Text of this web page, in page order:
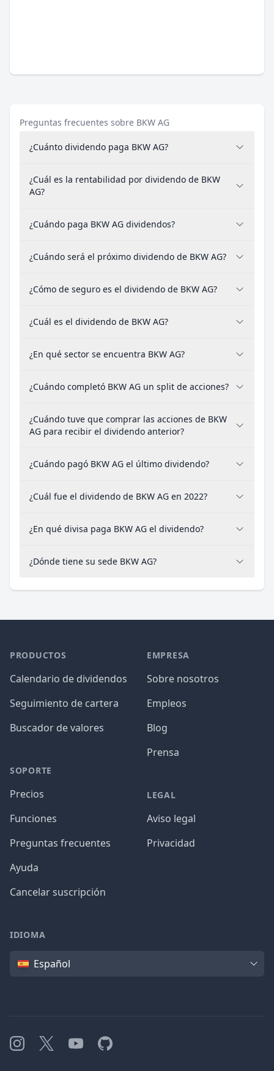
Preguntas frecuentes sobre BKW AG
¿Cuánto dividendo paga BKW AG?
¿Cuál es la rentabilidad por dividendo de BKW
AG?
¿Cuándo paga BKW AG dividendos?
¿Cuándo será el próximo dividendo de BKW AG?
¿Cómo de seguro es el dividendo de BKW AG?
¿Cuál es el dividendo de BKW AG?
¿En qué sector se encuentra BKW AG?
¿Cuándo completó BKW AG un split de acciones?
¿Cuándo tuve que comprar las acciones de BKW
AG para recibir el dividendo anterior?
¿Cuándo pagó BKW AG el último dividendo?
¿Cuál fue el dividendo de BKW AG en 2022?
¿En qué divisa paga BKW AG el dividendo?
¿Dónde tiene su sede BKW AG?
PRODUCTOS
Calendario de dividendos
Seguimiento de cartera
Buscador de valores
SOPORTE
Precios
Funciones
Preguntas frecuentes
Ayuda
Cancelar suscripción
EMPRESA
Sobre nosotros
Empleos
Blog
Prensa
LEGAL
Aviso legal
Privacidad
IDIOMA
IdiomaEspañol
Instagram
X YouTubeGitHub